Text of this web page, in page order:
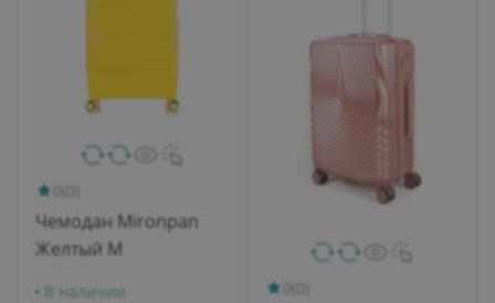
0(0)
Чемодан Mironpan
Желтый M
В наличии 0(0)